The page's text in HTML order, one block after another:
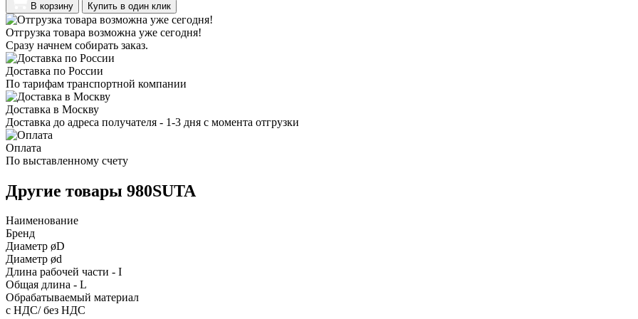
В корзину Купить в один клик
Отгрузка товара возможна уже сегодня!
Сразу начнем собирать заказ.
Доставка по России
По тарифам транспортной компании
Доставка в Москву
Доставка до адреса получателя - 1-3 дня с момента отгрузки
Оплата
По выставленному счету
Другие товары 980SUTA
Наименование
Бренд
Диаметр øD
Диаметр ød
Длина рабочей части - I
Общая длина - L
Обрабатываемый материал
с НДС/ без НДС